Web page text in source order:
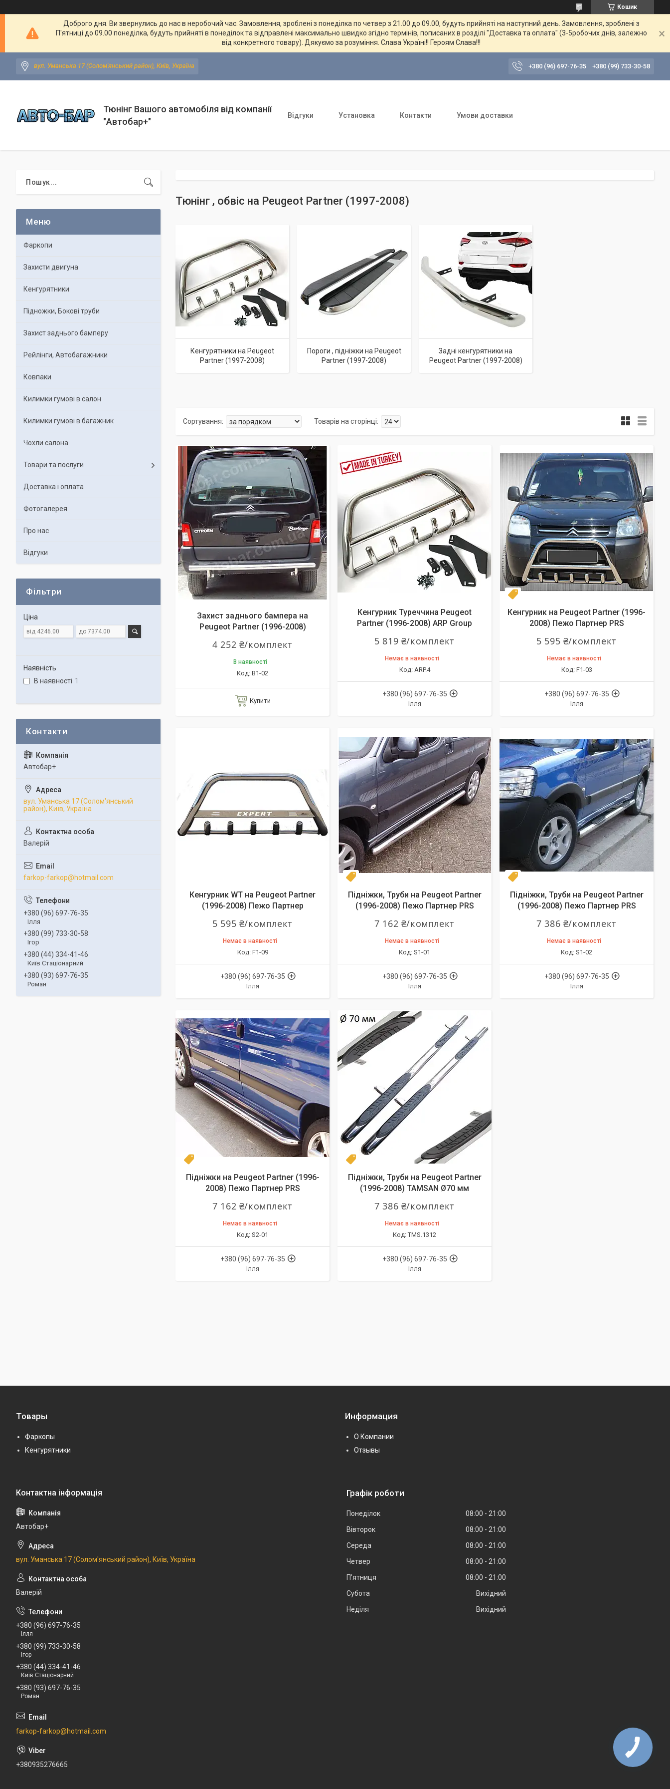
Кошик
Доброго дня. Ви звернулись до нас в неробочий час. Замовлення, зроблені з понеділка по четвер з 21.00 до 09.00, будуть прийняті на наступний день. Замовлення, зроблені з
П'ятниці до 09.00 понеділка, будуть прийняті в понеділок та відправлені максимально швидко згідно термінів, пописаних в розділі "Доставка та оплата" (3-5робочих днів, залежно
від конкретного товару). Дякуємо за розуміння. Слава Україні!! Героям Слава!!!
вул. Уманська 17 (Солом'янський район), Київ, Україна +380 (96) 697-76-35 +380 (99) 733-30-58
Тюнінг Вашого автомобіля від компанії
"Автобар+"
Відгуки Установка Контакти Умови доставки
Тюнінг , обвіс на Peugeot Partner (1997-2008)
Кенгурятники на Peugeot
Partner (1997-2008)
Пороги , підніжки на Peugeot
Partner (1997-2008)
Задні кенгурятники на
Peugeot Partner (1997-2008)
Захист заднього бампера на
Peugeot Partner (1996-2008)
4 252 ₴/комплект
В наявності
B1-02
Купити
Кенгурник Туреччина Peugeot
Partner (1996-2008) ARP Group
5 819 ₴/комплект
Немає в наявності
ARP.4
+380 (96) 697-76-35
Ілля
Кенгурник на Peugeot Partner (1996-
2008) Пежо Партнер PRS
5 595 ₴/комплект
Немає в наявності
F1-03
+380 (96) 697-76-35
Ілля
Кенгурник WT на Peugeot Partner
(1996-2008) Пежо Партнер
5 595 ₴/комплект
Немає в наявності
F1-09
+380 (96) 697-76-35
Ілля
Підніжки, Труби на Peugeot Partner
(1996-2008) Пежо Партнер PRS
7 162 ₴/комплект
Немає в наявності
S1-01
+380 (96) 697-76-35
Ілля
Підніжки, Труби на Peugeot Partner
(1996-2008) Пежо Партнер PRS
7 386 ₴/комплект
Немає в наявності
S1-02
+380 (96) 697-76-35
Ілля
Підніжки на Peugeot Partner (1996-
2008) Пежо Партнер PRS
7 162 ₴/комплект
Немає в наявності
S2-01
+380 (96) 697-76-35
Ілля
Підніжки, Труби на Peugeot Partner
(1996-2008) TAMSAN Ø70 мм
7 386 ₴/комплект
Немає в наявності
TMS.1312
+380 (96) 697-76-35
Ілля
Фаркопи
Захисти двигуна
Кенгурятники
Підножки, Бокові труби
Захист заднього бамперу
Рейлінги, Автобагажники
Ковпаки
Килимки гумові в салон
Килимки гумові в багажник
Чохли салона
Товари та послуги
Доставка і оплата
Фотогалерея
Про нас
Відгуки
Фільтри
Ціна
Наявність
В наявності 1
Автобар+
вул. Уманська 17 (Солом'янський
район), Київ, Україна
Валерій
farkop-farkop@hotmail.com
+380 (96) 697-76-35
Ілля
+380 (99) 733-30-58
Ігор
+380 (44) 334-41-46
Київ Стаціонарний
+380 (93) 697-76-35
Роман
Товары
Фаркопы
Кенгурятники
Информация
О Компании
Отзывы
Автобар+
вул. Уманська 17 (Солом'янський район), Київ, Україна
Валерій
+380 (96) 697-76-35
Ілля
+380 (99) 733-30-58
Ігор
+380 (44) 334-41-46
Київ Стаціонарний
+380 (93) 697-76-35
Роман
farkop-farkop@hotmail.com
+380935276665
Графік роботи
Понеділок 08:00
21:00
Вівторок
08:00
21:00
Середа
08:00
21:00
Четвер
08:00
21:00
Пʼятниця
08:00
21:00
Субота
Вихідний
Неділя
Вихідний